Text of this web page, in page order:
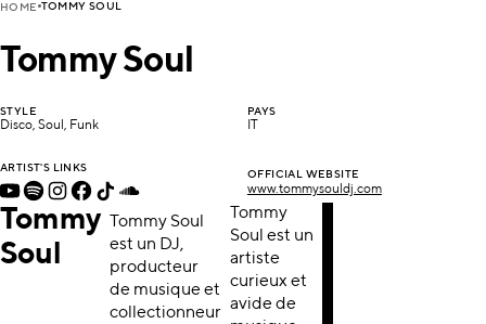
HOME TOMMY SOUL
Tommy Soul
STYLE
Disco, Soul, Funk
PAYS
ARTIST'S LINKS
OFFICIAL WEBSITE
www.tommysouldj.com
Tommy
Soul
Tommy Soul
est un DJ,
producteur
de musique et
collectionneur
Tommy
Soul est un
artiste
curieux et
avide de